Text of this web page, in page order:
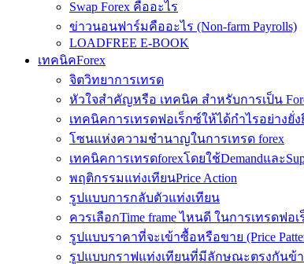
Swap Forex คืออะไร
ข่าวนอนฟาร์มคืออะไร (Non-farm Payrolls)
LOADFREE E-BOOK
เทคนิคForex
จิตวิทยาการเทรด
หัวใจสำคัญหรือ เทคนิค สำหรับการเป็น
เทคนิคการเทรดฟอเร็กซ์ให้ได้กำไรอย่างยั่
โซนแห่งความชำนาญในการเทรด forex
เทคนิคการเทรดforexโดยใช้Demandและ
พฤติกรรมแท่งเทียนPrice Action
รูปแบบการกลับตัวแท่งเทียน
ควรเลือกTime frame ไหนดี ในการเทรดฟอเ
รูปแบบราคาที่จะเข้าซื้อหรือขาย (Price
รูปแบบกราฟแท่งเทียนที่มีลักษณะตรงกันข้าม